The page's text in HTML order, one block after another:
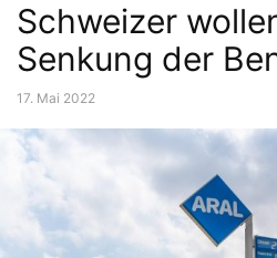
Schweizer
Senkung der
17. Mai 2022